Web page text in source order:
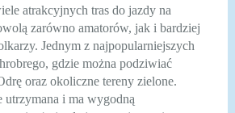
atrakcyjnych tras do jazdy na
zarówno amatorów, jak i bardziej
Jednym z najpopularniejszych
gdzie można podziwiać
oraz okoliczne tereny zielone.
utrzymana i ma wygodną